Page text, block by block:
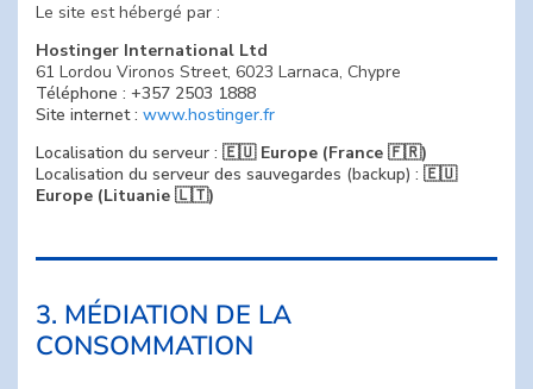
Le site est hébergé par :
Hostinger International Ltd
61 Lordou Vironos Street, 6023 Larnaca, Chypre
Téléphone : +357 2503 1888
Site internet : www.hostinger.fr
Localisation du serveur : 🇪🇺 Europe (France 🇫🇷)
Localisation du serveur des sauvegardes (backup) : 🇪🇺
Europe (Lituanie 🇱🇹)
3. MÉDIATION DE LA
CONSOMMATION